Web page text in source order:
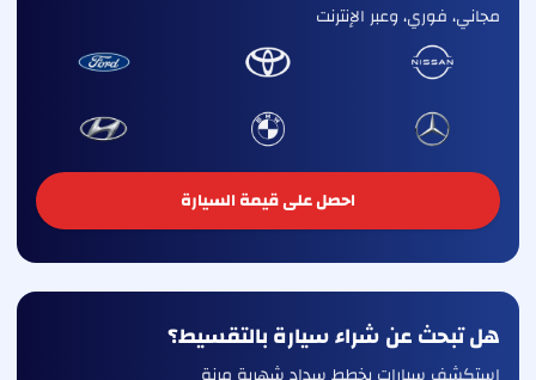
مجاني، فوري، وعبر الإنترنت
احصل على قيمة السيارة
هل تبحث عن شراء سيارة بالتقسيط؟